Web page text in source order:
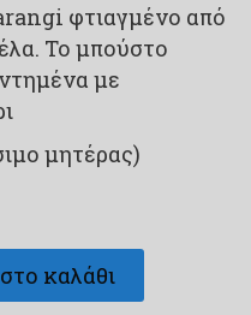
φτιαγμένο από
Το μπούστο
με
μητέρας)
καλάθι